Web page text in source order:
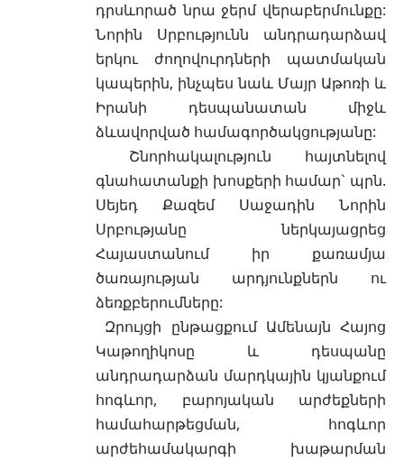
դրսևորած նրա ջերմ վերաբերմունքը:
Նորին Սրբությունն անդրադարձավ
երկու ժողովուրդների պատմական
կապերին, ինչպես նաև Մայր Աթոռի և
Իրանի դեսպանատան միջև
ձևավորված համագործակցությանը:
Շնորհակալություն հայտնելով
գնահատանքի խոսքերի համար` պրն.
Սեյեդ Քազեմ Սաջադին Նորին
Սրբությանը ներկայացրեց
Հայաստանում իր քառամյա
ծառայության արդյունքներն ու
ձեռքբերումները:
Զրույցի ընթացքում Ամենայն Հայոց
Կաթողիկոսը և դեսպանը
անդրադարձան մարդկային կյանքում
հոգևոր, բարոյական արժեքների
համահարթեցման, հոգևոր
արժեհամակարգի խաթարման